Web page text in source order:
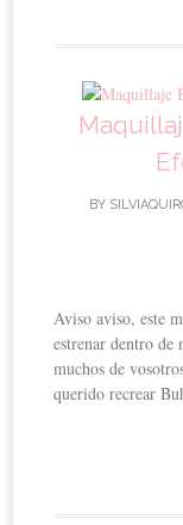
BY
Aviso aviso, este
estrenar dentro de
muchos de
querido recrear